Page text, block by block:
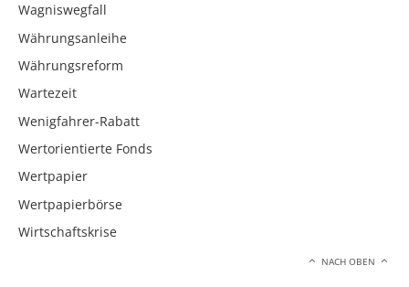
Wagniswegfall
Währungsanleihe
Währungsreform
Wartezeit
Wenigfahrer-Rabatt
Wertorientierte Fonds
Wertpapier
Wertpapierbörse
Wirtschaftskrise
NACH OBEN